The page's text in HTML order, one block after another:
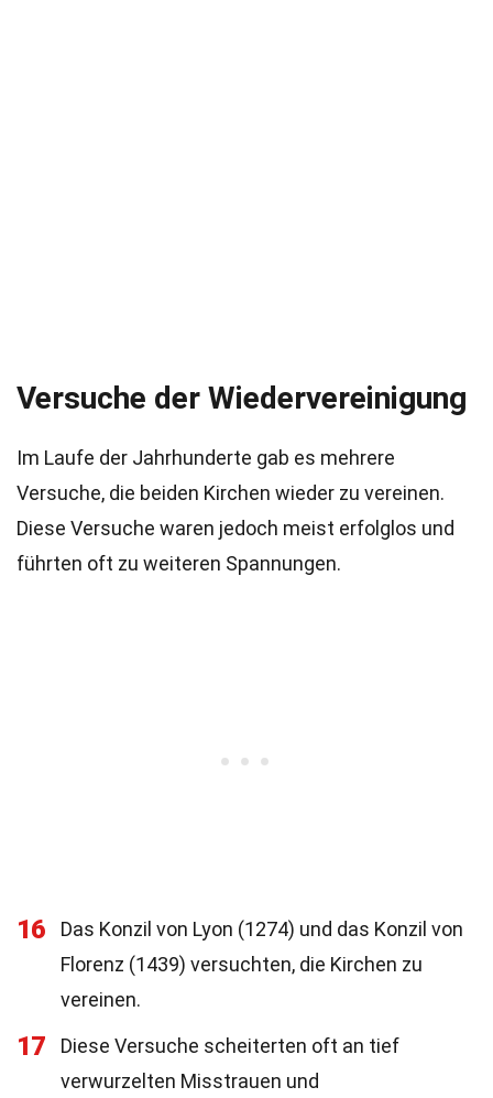
Versuche der Wiedervereinigung
Im Laufe der Jahrhunderte gab es mehrere
Versuche, die beiden Kirchen wieder zu vereinen.
Diese Versuche waren jedoch meist erfolglos und
führten oft zu weiteren Spannungen.
16
Das Konzil von Lyon (1274) und das Konzil von
Florenz (1439) versuchten, die Kirchen zu
vereinen.
17
Diese Versuche scheiterten oft an tief
verwurzelten Misstrauen und